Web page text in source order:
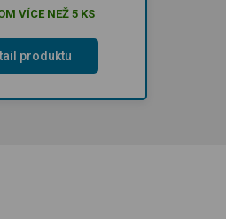
VÍCE NEŽ 5 KS
produktu